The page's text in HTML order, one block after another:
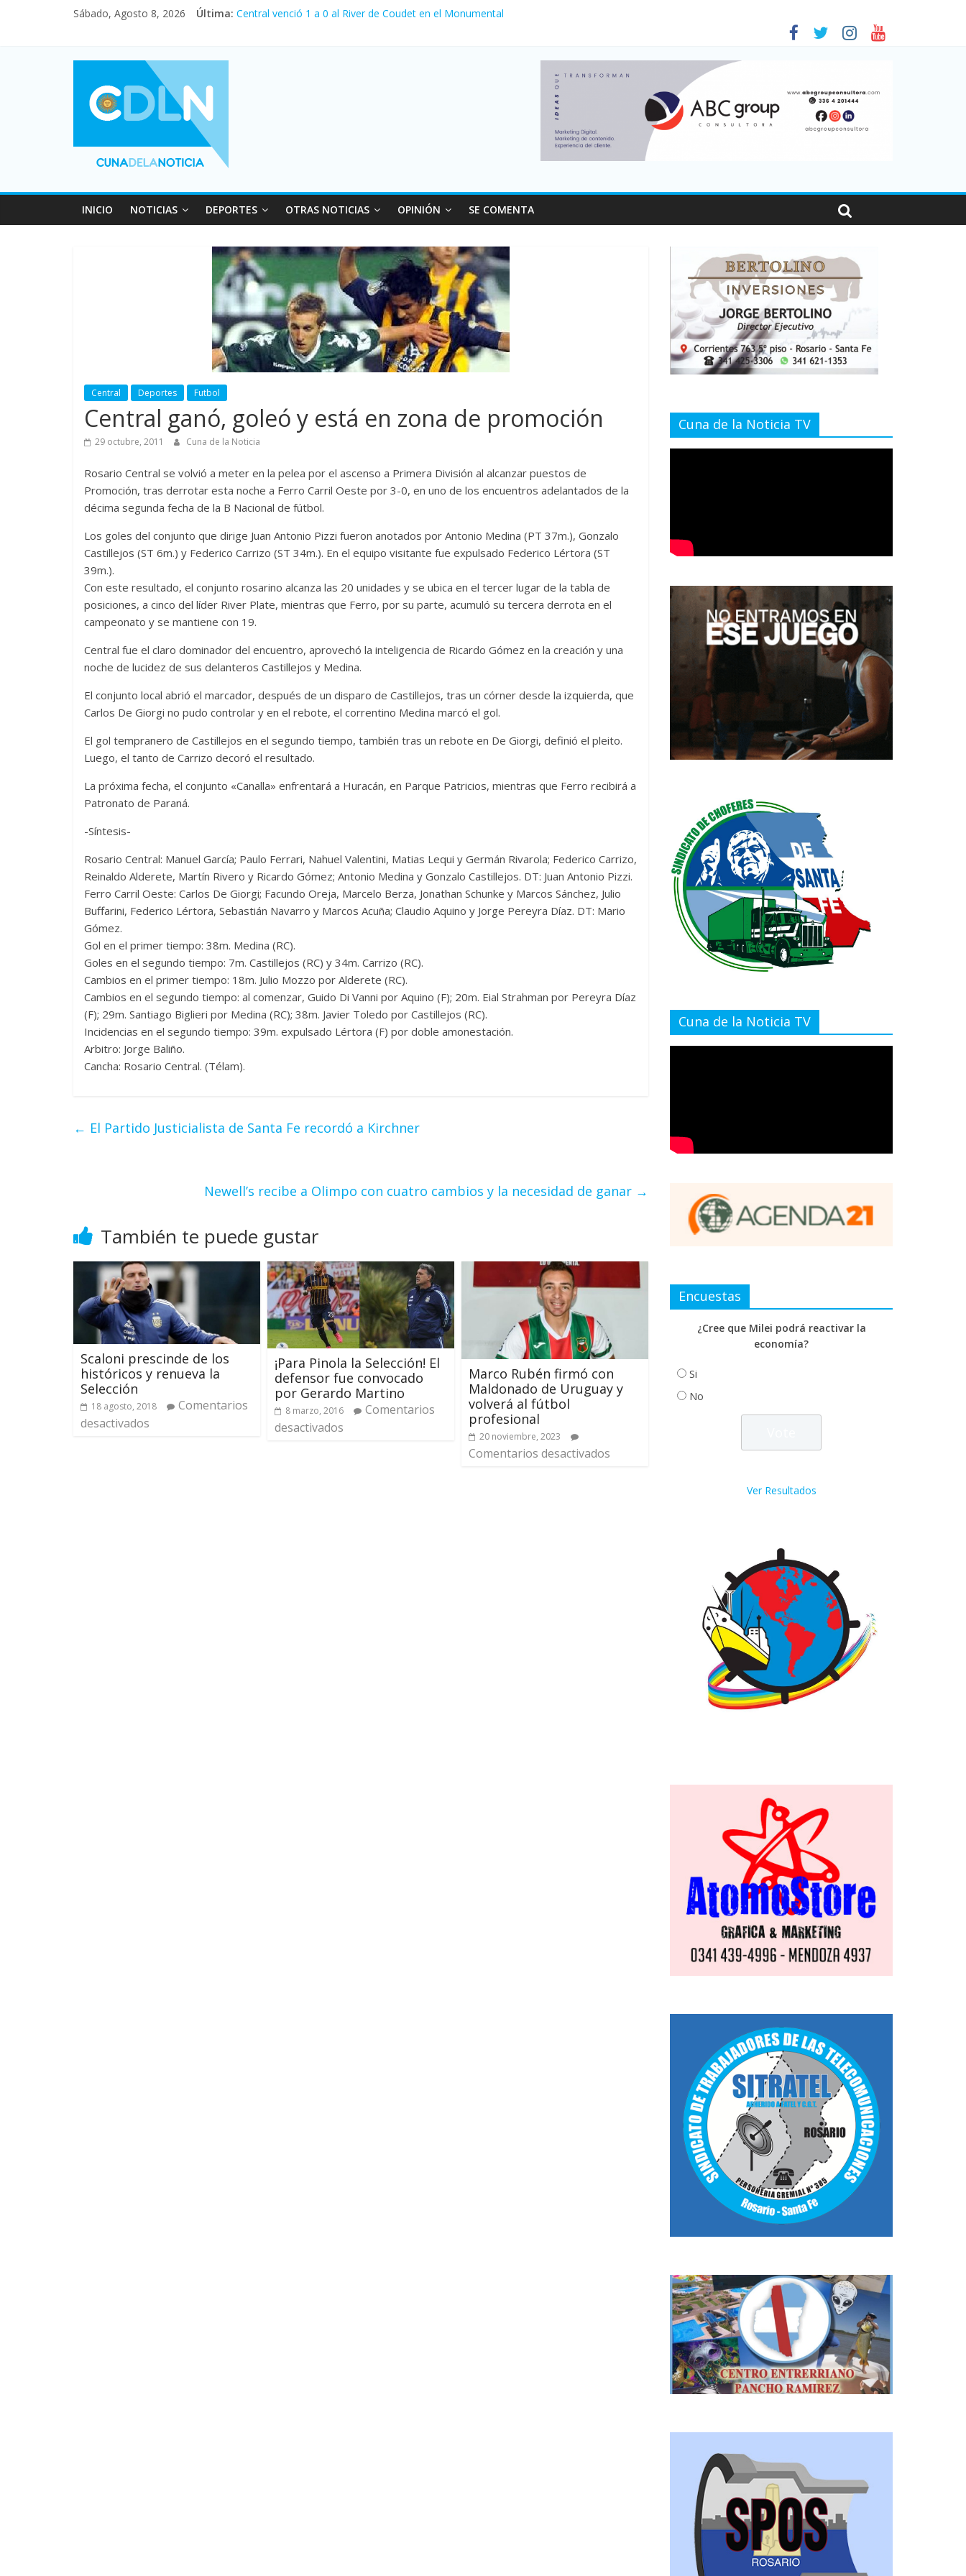
Sábado, Agosto 8, 2026 Última: Central venció 1 a 0 al River de Coudet en el Monumental
Vacaciones de invierno con más movimiento y consumo turístico: 4,6 millones de personas viajaron por el país, un 5,9% más que en 2025
Fuerte caída de la venta de autos usados en julio: bajó un 12,6% interanual
INICIO NOTICIAS DEPORTES OTRAS NOTICIAS OPINIÓN SE COMENTA
Central Deportes Futbol
Central ganó, goleó y está en zona de promoción
29 octubre, 2011 Cuna de la Noticia
Rosario Central se volvió a meter en la pelea por el ascenso a Primera División al alcanzar puestos de
Promoción, tras derrotar esta noche a Ferro Carril Oeste por 3-0, en uno de los encuentros adelantados de la
décima segunda fecha de la B Nacional de fútbol.
Los goles del conjunto que dirige Juan Antonio Pizzi fueron anotados por Antonio Medina (PT 37m.), Gonzalo
Castillejos (ST 6m.) y Federico Carrizo (ST 34m.). En el equipo visitante fue expulsado Federico Lértora (ST
39m.).
Con este resultado, el conjunto rosarino alcanza las 20 unidades y se ubica en el tercer lugar de la tabla de
posiciones, a cinco del líder River Plate, mientras que Ferro, por su parte, acumuló su tercera derrota en el
campeonato y se mantiene con 19.
Central fue el claro dominador del encuentro, aprovechó la inteligencia de Ricardo Gómez en la creación y una
noche de lucidez de sus delanteros Castillejos y Medina.
El conjunto local abrió el marcador, después de un disparo de Castillejos, tras un córner desde la izquierda, que
Carlos De Giorgi no pudo controlar y en el rebote, el correntino Medina marcó el gol.
El gol tempranero de Castillejos en el segundo tiempo, también tras un rebote en De Giorgi, definió el pleito.
Luego, el tanto de Carrizo decoró el resultado.
La próxima fecha, el conjunto «Canalla» enfrentará a Huracán, en Parque Patricios, mientras que Ferro recibirá a
Patronato de Paraná.
-Síntesis-
Rosario Central: Manuel García; Paulo Ferrari, Nahuel Valentini, Matias Lequi y Germán Rivarola; Federico Carrizo,
Reinaldo Alderete, Martín Rivero y Ricardo Gómez; Antonio Medina y Gonzalo Castillejos. DT: Juan Antonio Pizzi.
Ferro Carril Oeste: Carlos De Giorgi; Facundo Oreja, Marcelo Berza, Jonathan Schunke y Marcos Sánchez, Julio
Buffarini, Federico Lértora, Sebastián Navarro y Marcos Acuña; Claudio Aquino y Jorge Pereyra Díaz. DT: Mario
Gómez.
Gol en el primer tiempo: 38m. Medina (RC).
Goles en el segundo tiempo: 7m. Castillejos (RC) y 34m. Carrizo (RC).
Cambios en el primer tiempo: 18m. Julio Mozzo por Alderete (RC).
Cambios en el segundo tiempo: al comenzar, Guido Di Vanni por Aquino (F); 20m. Eial Strahman por Pereyra Díaz
(F); 29m. Santiago Biglieri por Medina (RC); 38m. Javier Toledo por Castillejos (RC).
Incidencias en el segundo tiempo: 39m. expulsado Lértora (F) por doble amonestación.
Arbitro: Jorge Baliño.
Cancha: Rosario Central. (Télam).
← El Partido Justicialista de Santa Fe recordó a Kirchner
Newell’s recibe a Olimpo con cuatro cambios y la necesidad de ganar →
También te puede gustar
Scaloni prescinde de los
históricos y renueva la
Selección
18 agosto, 2018
Comentarios
desactivados
¡Para Pinola la Selección! El
defensor fue convocado
por Gerardo Martino
8 marzo, 2016
Comentarios
desactivados
Marco Rubén firmó con
Maldonado de Uruguay y
volverá al fútbol
profesional
20 noviembre, 2023
Comentarios desactivados
Cuna de la Noticia TV
Cuna de la Noticia TV
Encuestas
¿Cree que Milei podrá reactivar la
economía?
Si
No
Ver Resultados